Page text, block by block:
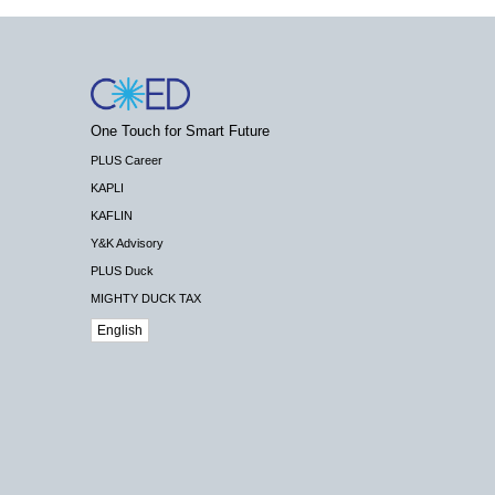
One Touch for Smart Future
PLUS Career
KAPLI
KAFLIN
Y&K Advisory
PLUS Duck
MIGHTY DUCK TAX
English